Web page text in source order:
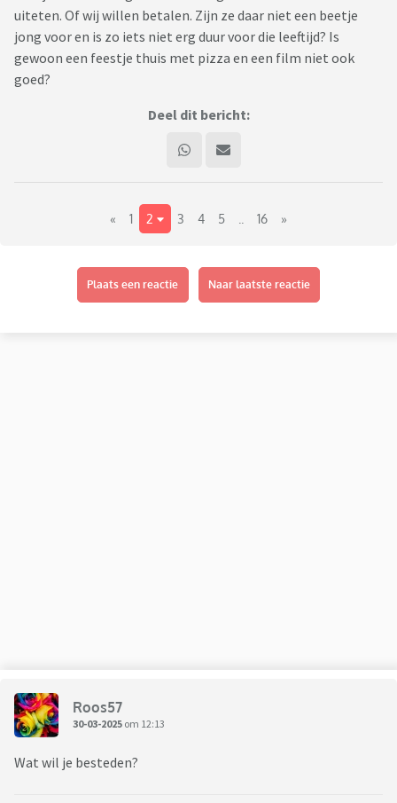
uiteten. Of wij willen betalen. Zijn ze daar niet een beetje
jong voor en is zo iets niet erg duur voor die leeftijd? Is
gewoon een feestje thuis met pizza en een film niet ook
goed?
Deel dit bericht:
« 1 2 3 4 5 16 »
Plaats een reactie Naar laatste reactie
Roos57
30-03-2025 om 12:13
Wat wil je besteden?